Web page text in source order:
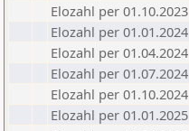
Elozahl per 01.10.2023
Elozahl per 01.01.2024
Elozahl per 01.04.2024
Elozahl per 01.07.2024
Elozahl per 01.10.2024
Elozahl per 01.01.2025